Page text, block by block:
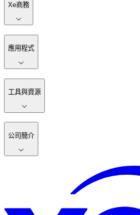
Xe商務
應用程式
工具與資源
公司簡介